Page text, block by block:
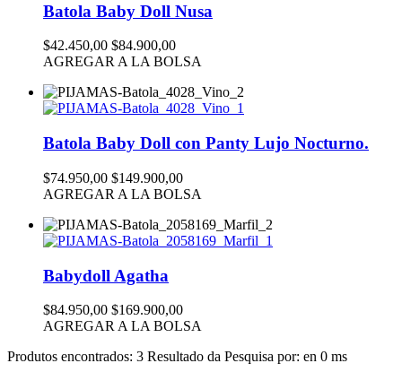
Batola Baby Doll Nusa
$42.450,00 $84.900,00
AGREGAR A LA BOLSA
Batola Baby Doll con Panty Lujo Nocturno.
$74.950,00 $149.900,00
AGREGAR A LA BOLSA
Babydoll Agatha
$84.950,00 $169.900,00
AGREGAR A LA BOLSA
Produtos encontrados: 3 Resultado da Pesquisa por: en 0 ms